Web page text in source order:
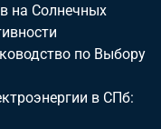
на Солнечных
по Выбору
в СПб: